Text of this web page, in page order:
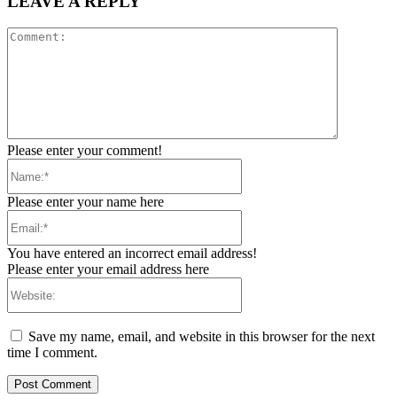
Please enter your comment!
Please enter your name here
You have entered an incorrect email address!
Please enter your email address here
Save my name, email, and website in this browser for the next
time I comment.